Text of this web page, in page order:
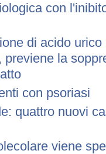
con
di acido
la
con psoriasi
quattro nuovi
viene